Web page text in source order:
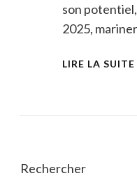
son potentiel,
2025,
LIRE LA SUITE
Rechercher